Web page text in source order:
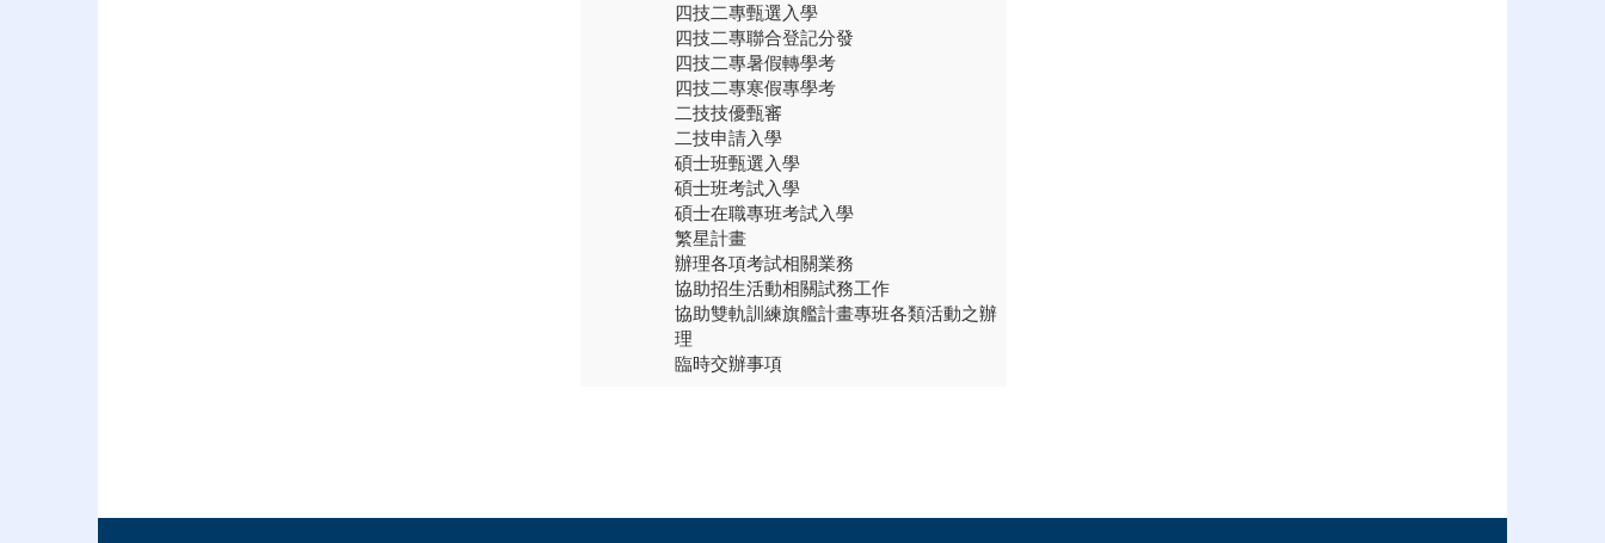
四技二專甄選入學
四技二專聯合登記分發
四技二專暑假轉學考
四技二專寒假專學考
二技技優甄審
二技申請入學
碩士班甄選入學
碩士班考試入學
碩士在職專班考試入學
繁星計畫
辦理各項考試相關業務
協助招生活動相關試務工作
協助雙軌訓練旗艦計畫專班各類活動之辦
理
臨時交辦事項